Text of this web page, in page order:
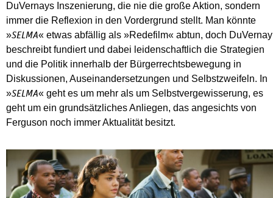
DuVernays Inszenierung, die nie die große Aktion, sondern
immer die Reflexion in den Vordergrund stellt. Man könnte
»SELMA« etwas abfällig als »Redefilm« abtun, doch DuVernay
beschreibt fundiert und dabei leidenschaftlich die Strategien
und die Politik innerhalb der Bürgerrechtsbewegung in
Diskussionen, Auseinandersetzungen und Selbstzweifeln. In
»SELMA« geht es um mehr als um Selbstvergewisserung, es
geht um ein grundsätzliches Anliegen, das angesichts von
Ferguson noch immer Aktualität besitzt.